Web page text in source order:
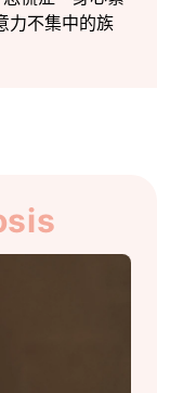
力不集中的族